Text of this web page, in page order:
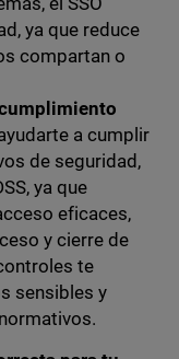
ya que reduce
compartan o
a cumplir
de seguridad,
ya que
eficaces,
y cierre de
te
sensibles y